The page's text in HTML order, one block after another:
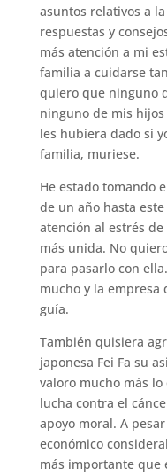
asuntos relativos a
respuestas y
más atención a mi
familia a cuidarse
quiero que ninguno
ninguno de mis
les hubiera dado si
familia, muriese.
He estado tomando
de un año hasta
atención al estrés
más unida. No
para pasarlo con
mucho y la
guía.
También quisiera
japonesa Fei Fa su
valoro mucho más
lucha contra el
apoyo moral. A
económico
más importante que